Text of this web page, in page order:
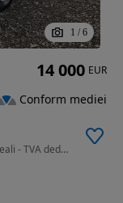
1 / 6
1999 cm3 • 140 CP • Unic proprietar - Km 100% reali - TVA deductibil
14 000 EUR
Conform mediei